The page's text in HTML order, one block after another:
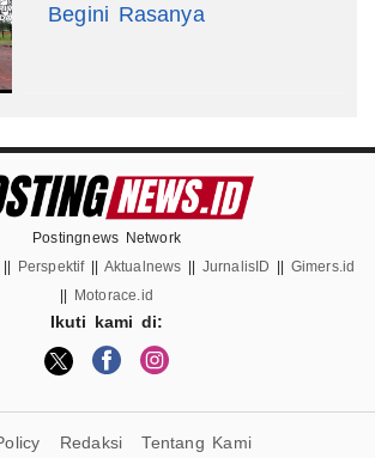
Begini Rasanya
Postingnews Network
Perspektif|| Aktualnews JurnalisID
Gimers.id
Motorace.id
Ikuti kami di:
Redaksi Tentang Kami